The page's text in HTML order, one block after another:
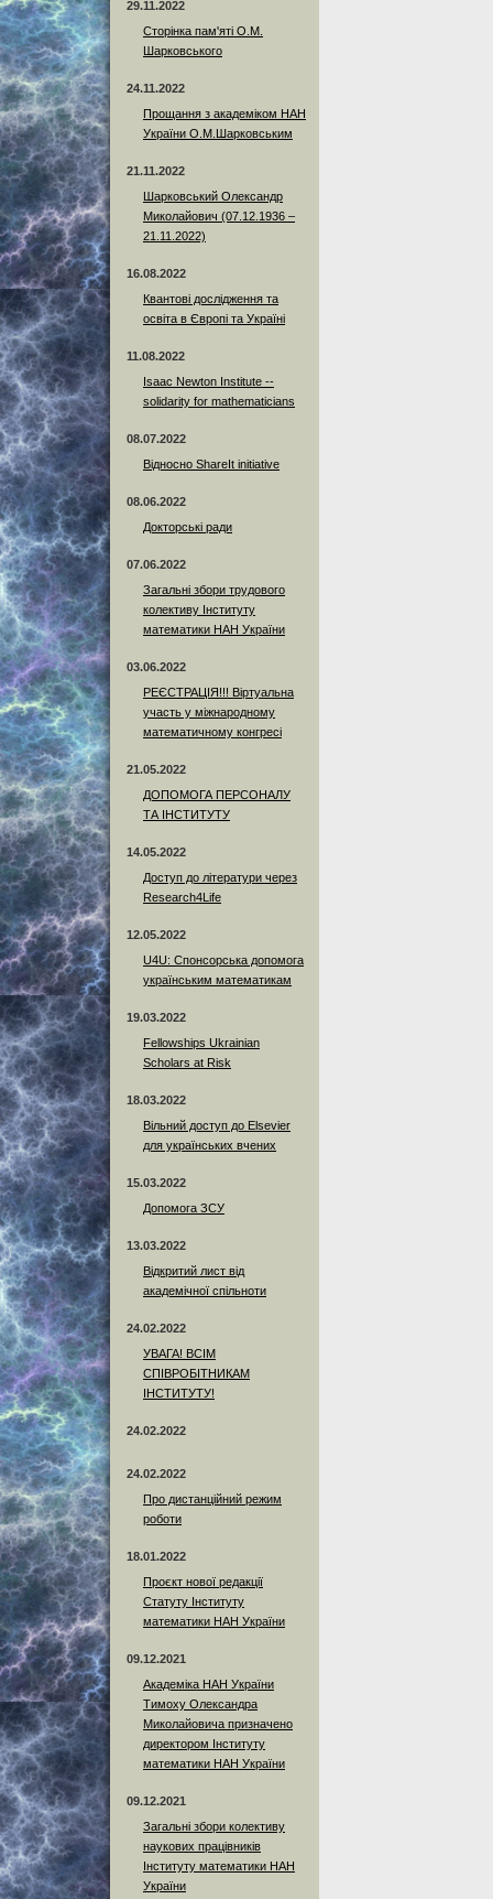
29.11.2022
Сторінка пам'яті О.М.
Шарковського
24.11.2022
Прощання з академіком НАН
України О.М.Шарковським
21.11.2022
Шарковський Олександр
Миколайович (07.12.1936 –
21.11.2022)
16.08.2022
Квантові дослідження та
освіта в Європі та Україні
11.08.2022
Isaac Newton Institute --
solidarity for mathematicians
08.07.2022
Відносно ShareIt initiative
08.06.2022
Докторські ради
07.06.2022
Загальні збори трудового
колективу Інституту
математики НАН України
03.06.2022
РЕЄСТРАЦІЯ!!! Віртуальна
участь у міжнародному
математичному конгресі
21.05.2022
ДОПОМОГА ПЕРСОНАЛУ
ТА ІНСТИТУТУ
14.05.2022
Доступ до літератури через
Research4Life
12.05.2022
U4U: Спонсорська допомога
українським математикам
19.03.2022
Fellowships Ukrainian
Scholars at Risk
18.03.2022
Вільний доступ до Elsevier
для українських вчених
15.03.2022
Допомога ЗСУ
13.03.2022
Відкритий лист від
академічної спільноти
24.02.2022
УВАГА! ВСІМ
СПІВРОБІТНИКАМ
ІНСТИТУТУ!
24.02.2022
24.02.2022
Про дистанційний режим
роботи
18.01.2022
Проєкт нової редакції
Статуту Інституту
математики НАН України
09.12.2021
Академіка НАН України
Тимоху Олександра
Миколайовича призначено
директором Інституту
математики НАН України
09.12.2021
Загальні збори колективу
наукових працівників
Інституту математики НАН
України